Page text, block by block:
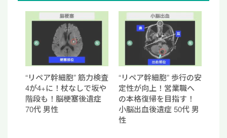
“リペア幹細胞” 筋力検査
4が4+に！杖なしで坂や
階段も！脳梗塞後遺症
70代 男性
“リペア幹細胞” 歩行の安
定性が向上！営業職へ
の本格復帰を目指す！
小脳出血後遺症 50代 男
性